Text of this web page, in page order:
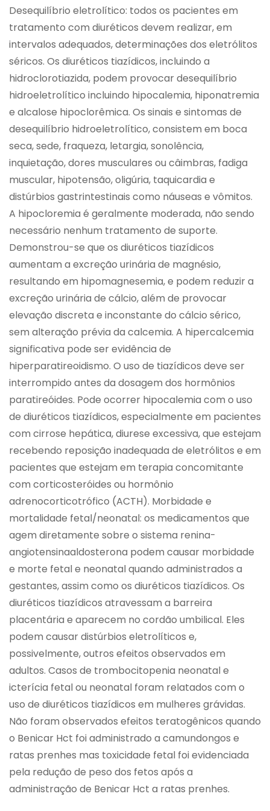
Desequilíbrio eletrolítico: todos os pacientes em
tratamento com diuréticos devem realizar, em
intervalos adequados, determinações dos eletrólitos
séricos. Os diuréticos tiazídicos, incluindo a
hidroclorotiazida, podem provocar desequilíbrio
hidroeletrolítico incluindo hipocalemia, hiponatremia
e alcalose hipoclorêmica. Os sinais e sintomas de
desequilíbrio hidroeletrolítico, consistem em boca
seca, sede, fraqueza, letargia, sonolência,
inquietação, dores musculares ou câimbras, fadiga
muscular, hipotensão, oligúria, taquicardia e
distúrbios gastrintestinais como náuseas e vômitos.
A hipocloremia é geralmente moderada, não sendo
necessário nenhum tratamento de suporte.
Demonstrou-se que os diuréticos tiazídicos
aumentam a excreção urinária de magnésio,
resultando em hipomagnesemia, e podem reduzir a
excreção urinária de cálcio, além de provocar
elevação discreta e inconstante do cálcio sérico,
sem alteração prévia da calcemia. A hipercalcemia
significativa pode ser evidência de
hiperparatireoidismo. O uso de tiazídicos deve ser
interrompido antes da dosagem dos hormônios
paratireóides. Pode ocorrer hipocalemia com o uso
de diuréticos tiazídicos, especialmente em pacientes
com cirrose hepática, diurese excessiva, que estejam
recebendo reposição inadequada de eletrólitos e em
pacientes que estejam em terapia concomitante
com corticosteróides ou hormônio
adrenocorticotrófico (ACTH). Morbidade e
mortalidade fetal/neonatal: os medicamentos que
agem diretamente sobre o sistema renina-
angiotensinaaldosterona podem causar morbidade
e morte fetal e neonatal quando administrados a
gestantes, assim como os diuréticos tiazídicos. Os
diuréticos tiazídicos atravessam a barreira
placentária e aparecem no cordão umbilical. Eles
podem causar distúrbios eletrolíticos e,
possivelmente, outros efeitos observados em
adultos. Casos de trombocitopenia neonatal e
icterícia fetal ou neonatal foram relatados com o
uso de diuréticos tiazídicos em mulheres grávidas.
Não foram observados efeitos teratogênicos quando
o Benicar Hct foi administrado a camundongos e
ratas prenhes mas toxicidade fetal foi evidenciada
pela redução de peso dos fetos após a
administração de Benicar Hct a ratas prenhes.